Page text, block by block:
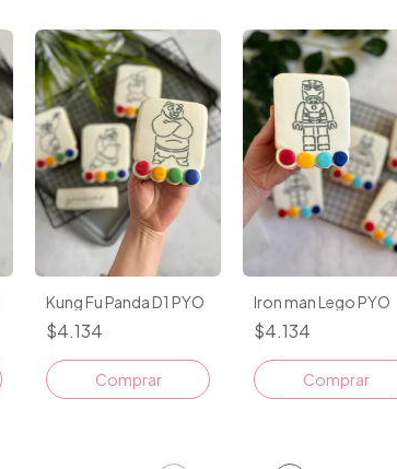
Kung Fu Panda D1 PYO
$4.134
Comprar
Iron man Lego PYO
$4.134
Comprar